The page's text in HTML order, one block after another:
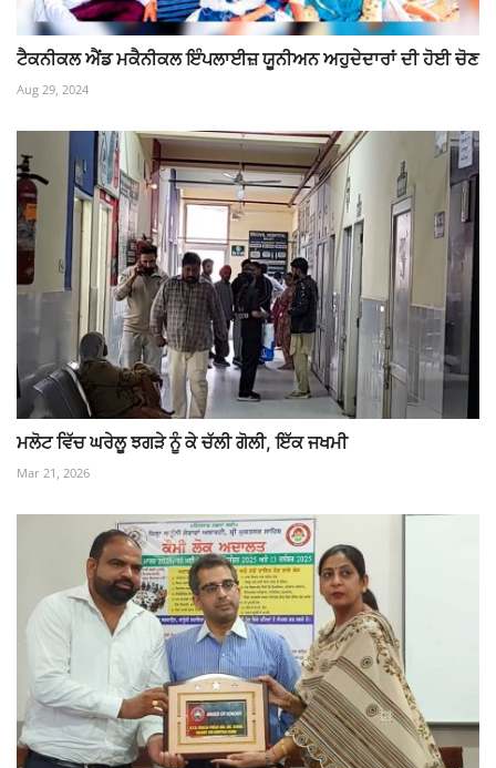
ਟੈਕਨੀਕਲ ਐਂਡ ਮਕੈਨੀਕਲ ਇੰਪਲਾਈਜ਼ ਯੂਨੀਅਨ ਅਹੁਦੇਦਾਰਾਂ ਦੀ ਹੋਈ ਚੋਣ
Aug 29, 2024
ਮਲੋਟ ਵਿੱਚ ਘਰੇਲੂ ਝਗੜੇ ਨੂੰ ਕੇ ਚੱਲੀ ਗੋਲੀ, ਇੱਕ ਜਖਮੀ
Mar 21, 2026